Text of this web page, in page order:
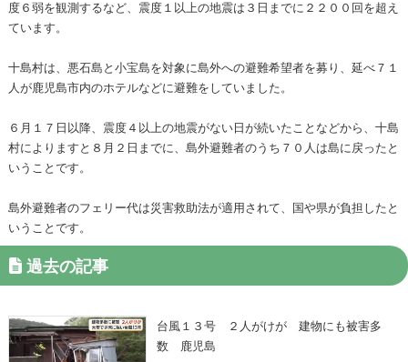
度６弱を観測するなど、震度１以上の地震は３日までに２２００回を超え
ています。
十島村は、悪石島と小宝島を対象に島外への避難希望者を募り、延べ７１
人が鹿児島市内のホテルなどに避難をしていました。
６月１７日以降、震度４以上の地震がない日が続いたことなどから、十島
村によりますと８月２日までに、島外避難者のうち７０人は島に戻ったと
いうことです。
島外避難者のフェリー代は災害救助法が適用されて、国や県が負担したと
いうことです。
過去の記事
台風１３号 ２人がけが 建物にも被害多
数 鹿児島